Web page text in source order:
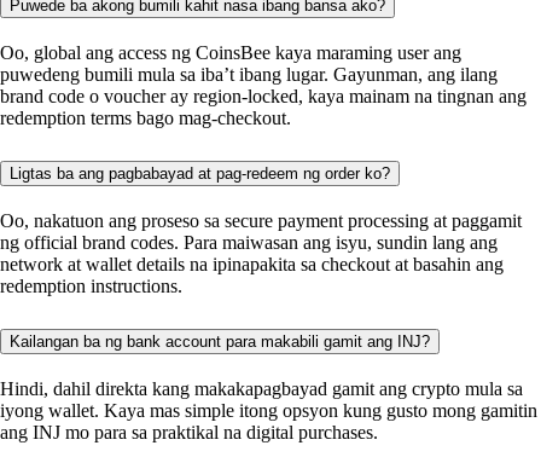
Puwede ba akong bumili kahit nasa ibang bansa ako?
Oo, global ang access ng CoinsBee kaya maraming user ang
puwedeng bumili mula sa iba’t ibang lugar. Gayunman, ang ilang
brand code o voucher ay region-locked, kaya mainam na tingnan ang
redemption terms bago mag-checkout.
Ligtas ba ang pagbabayad at pag-redeem ng order ko?
Oo, nakatuon ang proseso sa secure payment processing at paggamit
ng official brand codes. Para maiwasan ang isyu, sundin lang ang
network at wallet details na ipinapakita sa checkout at basahin ang
redemption instructions.
Kailangan ba ng bank account para makabili gamit ang INJ?
Hindi, dahil direkta kang makakapagbayad gamit ang crypto mula sa
iyong wallet. Kaya mas simple itong opsyon kung gusto mong gamitin
ang INJ mo para sa praktikal na digital purchases.